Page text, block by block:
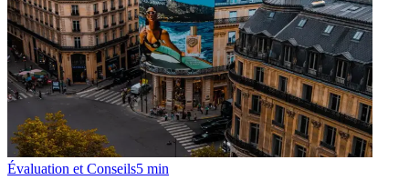
Évaluation et Conseils5 min